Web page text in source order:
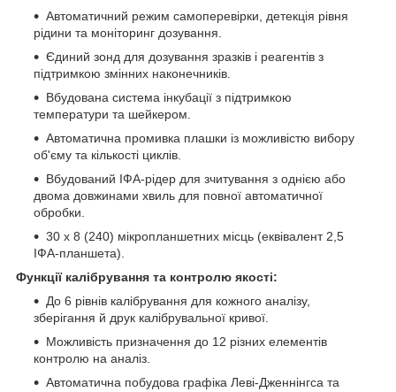
Автоматичний режим самоперевірки, детекція рівня
рідини та моніторинг дозування.
Єдиний зонд для дозування зразків і реагентів з
підтримкою змінних наконечників.
Вбудована система інкубації з підтримкою
температури та шейкером.
Автоматична промивка плашки із можливістю вибору
об'єму та кількості циклів.
Вбудований ІФА-рідер для зчитування з однією або
двома довжинами хвиль для повної автоматичної
обробки.
30 х 8 (240) мікропланшетних місць (еквівалент 2,5
ІФА-планшета).
Функції калібрування та контролю якості:
До 6 рівнів калібрування для кожного аналізу,
зберігання й друк калібрувальної кривої.
Можливість призначення до 12 різних елементів
контролю на аналіз.
Автоматична побудова графіка Леві-Дженнінгса та